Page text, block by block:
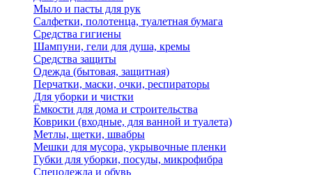
Мыло и пасты для рук
Салфетки, полотенца, туалетная бумага
Средства гигиены
Шампуни, гели для душа, кремы
Средства защиты
Одежда (бытовая, защитная)
Перчатки, маски, очки, респираторы
Для уборки и чистки
Ёмкости для дома и строительства
Коврики (входные, для ванной и туалета)
Метлы, щетки, швабры
Мешки для мусора, укрывочные пленки
Губки для уборки, посуды, микрофибра
Спецодежда и обувь